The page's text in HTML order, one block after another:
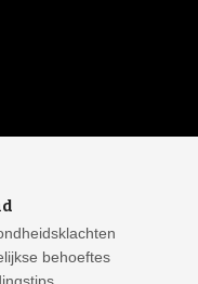
behoeftes